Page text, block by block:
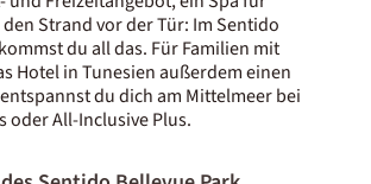
Strand vor der Tür: Im Sentido
du all das. Für Familien mit
Hotel in Tunesien außerdem einen
du dich am Mittelmeer bei
oder All-Inclusive Plus.